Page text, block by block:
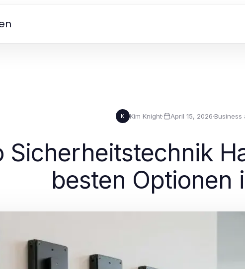
K Kim Knight· April 15, 2026·Business
Sicherheitstechnik
besten Optionen